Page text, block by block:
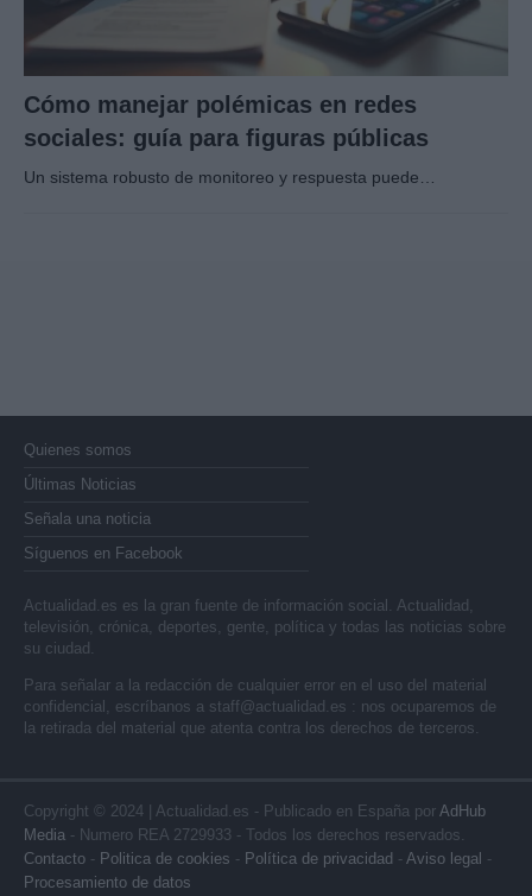
Cómo manejar polémicas en redes
sociales: guía para figuras públicas
Un sistema robusto de monitoreo y respuesta puede…
Quienes somos
Últimas Noticias
Señala una noticia
Síguenos en Facebook
Actualidad.es es la gran fuente de información social. Actualidad,
televisión, crónica, deportes, gente, política y todas las noticias sobre
su ciudad.
Para señalar a la redacción de cualquier error en el uso del material
confidencial, escríbanos a staff@actualidad.es : nos ocuparemos de
la retirada del material que atenta contra los derechos de terceros.
Copyright © 2024 | Actualidad.es - Publicado en España por AdHub
Media - Numero REA 2729933 - Todos los derechos reservados.
Contacto - Politica de cookies - Política de privacidad - Aviso legal -
Procesamiento de datos